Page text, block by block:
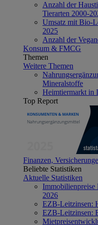
Anzahl der
Tierarten 2000-
Umsatz mit Bio-
2025
Anzahl der
Konsum & FMCG
Themen
Weitere Themen
Mineralstoffe
Heimtiermarkt in
Top Report
Finanzen,
Beliebte Statistiken
Aktuelle Statistiken
2026
EZB-Leitzinsen:
EZB-Leitzinsen: